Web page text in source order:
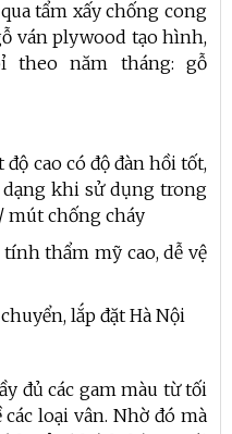
tẩm xấy chống cong
ván plywood tạo hình,
theo năm tháng: gỗ
cao có độ đàn hồi tốt,
khi sử dụng trong
mút chống cháy
thẩm mỹ cao, dễ vệ
lắp đặt Hà Nội
đủ các gam màu từ tối
loại vân. Nhờ đó mà